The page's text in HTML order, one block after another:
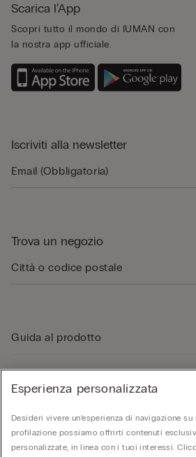
Scarica l’App
Scopri tutto il mondo di IUMAN con
la nostra app ufficiale.
Iscriviti alla newsletter
Trova un negozio
Guida al prodotto
Area Legale
Esperienza personalizzata
Desideri vivere un’esperienza di navigazione
profilazione possiamo offrirti contenuti
personalizzate, in linea con i tuoi interessi.